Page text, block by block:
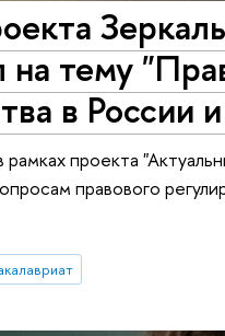
на тему
в России
проекта
правового